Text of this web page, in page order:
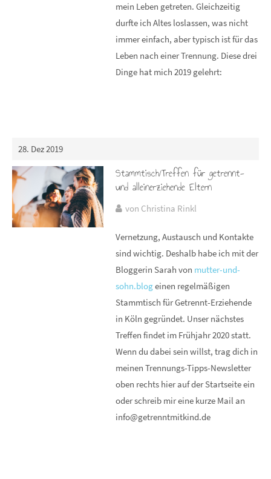
mein Leben getreten. Gleichzeitig
durfte ich Altes loslassen, was nicht
immer einfach, aber typisch ist für das
Leben nach einer Trennung. Diese drei
Dinge hat mich 2019 gelehrt:
28. Dez 2019
Stammtisch/Treffen für getrennt-
und alleinerziehende Eltern
von Christina Rinkl
Vernetzung, Austausch und Kontakte
sind wichtig. Deshalb habe ich mit der
Bloggerin Sarah von mutter-und-
sohn.blogeinen regelmäßigen
Stammtisch für Getrennt-Erziehende
in Köln gegründet. Unser nächstes
Treffen findet im Frühjahr 2020 statt.
Wenn du dabei sein willst, trag dich in
meinen Trennungs-Tipps-Newsletter
oben rechts hier auf der Startseite ein
oder schreib mir eine kurze Mail an
info@getrenntmitkind.de